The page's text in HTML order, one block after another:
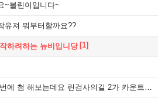
~블린이입니다~
유져 뭐부터할까요??
하려하는 뉴비입니당 [1]
첨 해보는데요 린검사의길 2가 카운트가 안됩니다.